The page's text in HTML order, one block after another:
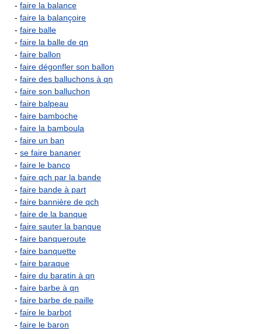
- faire la balance
- faire la balançoire
- faire balle
- faire la balle de qn
- faire ballon
- faire dégonfler son ballon
- faire des balluchons à qn
- faire son balluchon
- faire balpeau
- faire bamboche
- faire la bamboula
- faire un ban
- se faire bananer
- faire le banco
- faire qch par la bande
- faire bande à part
- faire bannière de qch
- faire de la banque
- faire sauter la banque
- faire banqueroute
- faire banquette
- faire baraque
- faire du baratin à qn
- faire barbe à qn
- faire barbe de paille
- faire le barbot
- faire le baron